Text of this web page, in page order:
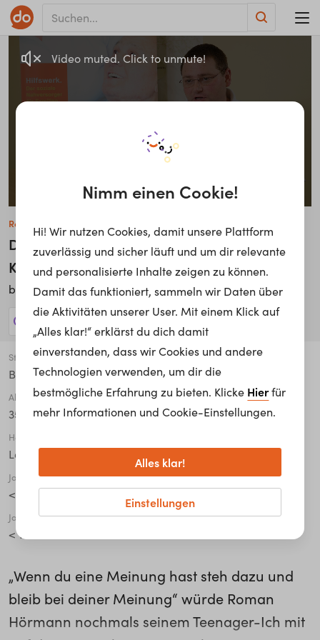
Video muted. Click to unmute!
Roman Hörmann
Diplomierter Gesundheits- und
Krankenpfleger und Primary Nurse
bei Hilfswerk Niederösterreich
Stadt
Baden
Alter
35 - 44
Höchste abgeschlossene Ausbildung
Lehre / Ausbildung
Jahre in der Organisation
< 1
Jahre in der aktuellen Tätigkeit
< 1
„Wenn du eine Meinung hast steh dazu und
bleib bei deiner Meinung“ würde Roman
Hörmann nochmals seinem Teenager-Ich mit
Nimm einen Cookie!
Hi! Wir nutzen Cookies, damit unsere Plattform
zuverlässig und sicher läuft und um dir relevante
und personalisierte Inhalte zeigen zu können.
Damit das funktioniert, sammeln wir Daten über
die Aktivitäten unserer User. Mit einem Klick auf
„Alles klar!“ erklärst du dich damit
einverstanden, dass wir Cookies und andere
Technologien verwenden, um dir die
bestmögliche Erfahrung zu bieten. Klicke Hierfür
mehr Informationen und Cookie-Einstellungen.
Einstellungen
Alles klar!